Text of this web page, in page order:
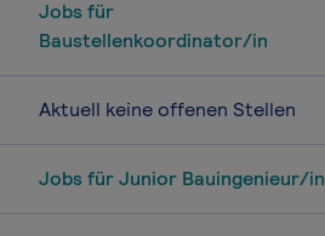
Jobs für
Baustellenkoordinator/in
Aktuell keine offenen Stellen
Jobs für Junior Bauingenieur/in